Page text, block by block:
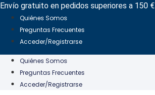
Ir
contenido
Envío gratuito en pedidos superiores a 150 €
Quiénes Somos
Preguntas Frecuentes
Acceder/Registrarse
Quiénes Somos
Preguntas Frecuentes
Acceder/Registrarse